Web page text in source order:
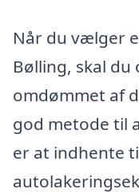
Når du vælger
Bølling, skal
omdømmet af
god metode til
er at indhente